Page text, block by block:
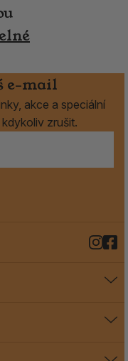
e-mail
akce a speciální
zrušit.